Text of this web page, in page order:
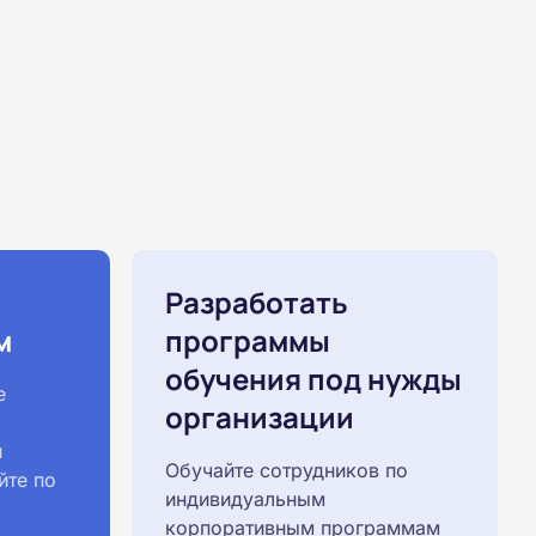
по
Разработать
программы
обучения под нужды
организации
Обучайте сотрудников по
индивидуальным
корпоративным программам